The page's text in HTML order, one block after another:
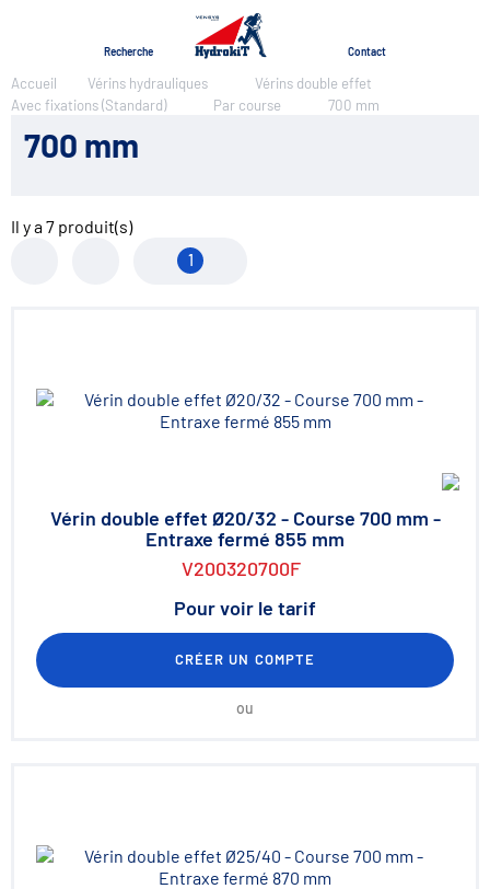
Recherche Contact
Accueil Vérins hydrauliques
Vérins double effet
Avec fixations (Standard)
Par course 700 mm
700 mm
Il y a7 produit(s)
1
Vérin double effet Ø20/32 - Course 700 mm -
Entraxe fermé 855 mm
V200320700F
Pour voir le tarif
CRÉER UN COMPTE
ou